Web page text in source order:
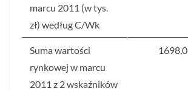
marcu 2011 (w tys.
zł) według C/Wk
Suma wartości
rynkowej w marcu
2011 z 2 wskaźników
1698,0